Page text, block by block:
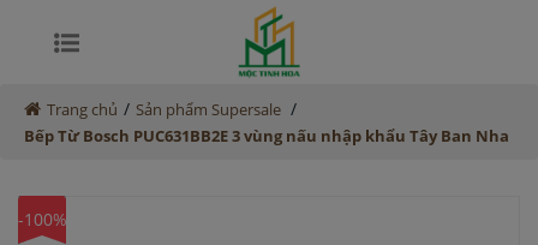
Trang chủ / Sản phẩm Supersale /
Bếp Từ Bosch PUC631BB2E 3 vùng nấu nhập khẩu Tây Ban Nha
-100%